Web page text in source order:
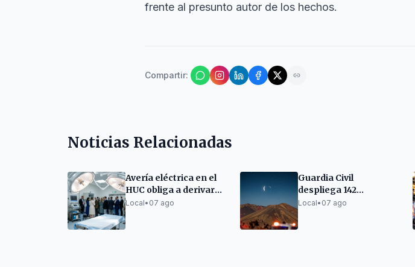
frente al presunto autor de los hechos.
Compartir:
Noticias Relacionadas
Avería eléctrica en el
HUC obliga a derivar
cirugías a La
Local• 07 ago
Guardia Civil
despliega 142
efectivos por el
Local• 07 ago